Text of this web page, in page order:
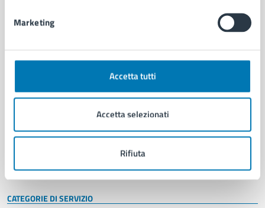
Marketing
Accetta tutti
Accetta selezionati
Rifiuta
AMMINISTRAZIONE
Organi di governo
Enti e fondazioni
Personale amministrativo
Intranet, posta aziendale e protocollo
CATEGORIE DI SERVIZIO